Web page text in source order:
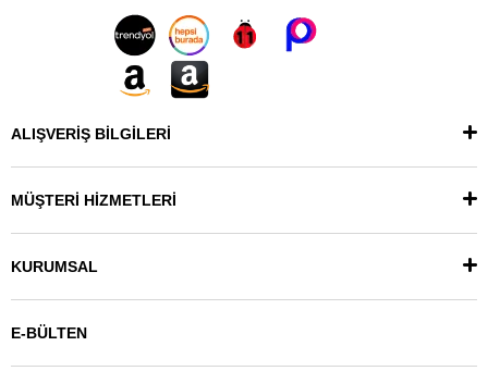
ALIŞVERİŞ BİLGİLERİ
MÜŞTERİ HİZMETLERİ
KURUMSAL
E-BÜLTEN